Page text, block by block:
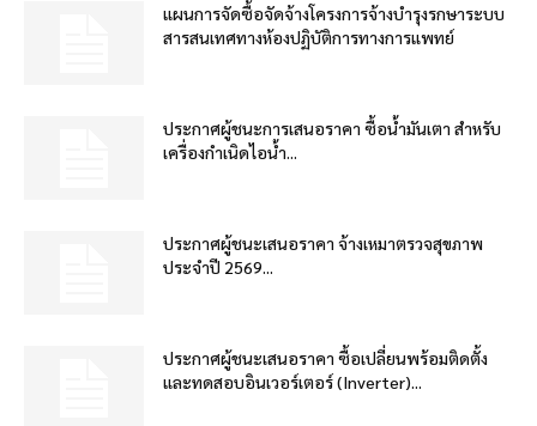
แผนการจัดซื้อจัดจ้างโครงการจ้างบำรุงรกษาระบบ
สารสนเทศทางห้องปฏิบัติการทางการแพทย์
ประกาศผู้ชนะการเสนอราคา ซื้อน้ำมันเตา สำหรับ
เครื่องกำเนิดไอน้ำ...
ประกาศผู้ชนะเสนอราคา จ้างเหมาตรวจสุขภาพ
ประจำปี 2569...
ประกาศผู้ชนะเสนอราคา ซื้อเปลี่ยนพร้อมติดตั้ง
และทดสอบอินเวอร์เตอร์ (Inverter)...